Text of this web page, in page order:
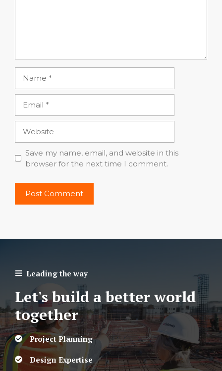
Save my name, email, and website in this
browser for the next time I comment.
Leading the way
Let's build a better world
together
Project Planning
Design Expertise